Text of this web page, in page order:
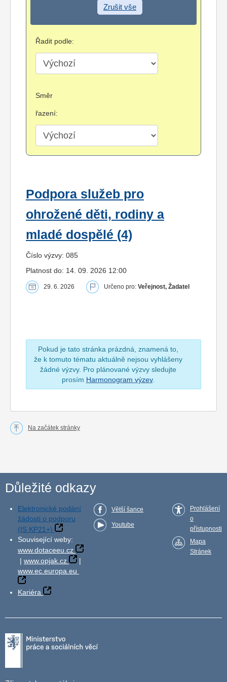
Zrušit vše
Řadit podle:
Směr
řazení:
Podpora služeb pro
ohrožené děti, rodiny a
mladé dospělé (4)
Číslo výzvy: 085
Platnost do: 14. 09. 2026 12:00
29. 6. 2026 Určeno pro: Veřejnost, Žadatel
Pokud je tato stránka prázdná, znamená to,
že k tomuto tématu aktuálně nejsou vyhlášeny
žádné výzvy. Pro plánované výzvy sledujte
prosím Harmonogram výzev.
Na začátek stránky
Důležité odkazy
Elektronické podání
žádosti o podporu
(IS KP21+)
Související weby:
www.dotaceeu.cz
| www.opjak.cz
|
www.ec.europa.eu
Kariéra
Větší šance
Youtube
Prohlášení
o
přístupnosti
Mapa
Stránek